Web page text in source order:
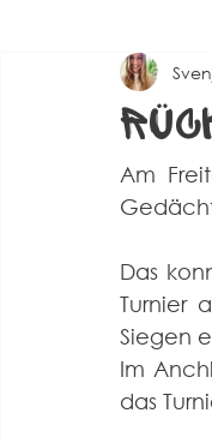
Spielberichte
Am
Das
Turnier
Siegen
Im
das